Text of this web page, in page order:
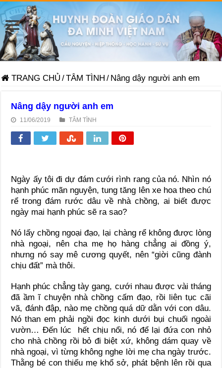
TRANG CHỦ /TÂM TÌNH / Nâng dậy người anh em
Nâng dậy người anh em
11/06/2019 TÂM TÌNH
Ngày ấy tôi đi dự đám cưới rình rang của nó. Nhìn nó
hạnh phúc mãn nguyện, tung tăng lên xe hoa theo chú
rể trong đám rước dâu về nhà chồng, ai biết được
ngày mai hạnh phúc sẽ ra sao?
Nó lấy chồng ngoại đạo, lại chàng rể không được lòng
nhà ngoại, nên cha mẹ họ hàng chẳng ai đồng ý,
nhưng nó say mê cương quyết, nên “giời cũng đành
chịu đất” mà thôi.
Hạnh phúc chẳng tày gang, cưới nhau được vài tháng
đã ầm ĩ chuyện nhà chồng cấm đạo, rồi liên tục cãi
vã, đánh đập, nào mẹ chồng quá dữ dằn với con dâu.
Nó than em phải ngồi đọc kinh dưới bụi chuối ngoài
vườn… Đến lúc hết chịu nổi, nó để lại đứa con nhỏ
cho nhà chồng rồi bỏ đi biệt xứ, không dám quay về
nhà ngoại, vì từng không nghe lời mẹ cha ngày trước.
Thằng bé con thiếu mẹ khổ sở, phát bệnh lên rồi qua